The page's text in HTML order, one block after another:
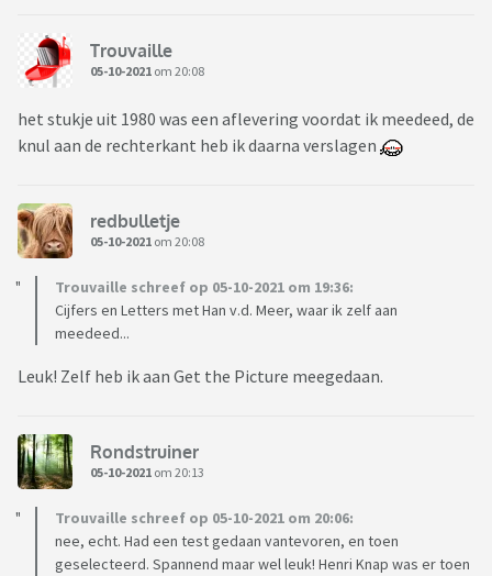
Trouvaille
05-10-2021 om 20:08
het stukje uit 1980 was een aflevering voordat ik meedeed, de
knul aan de rechterkant heb ik daarna verslagen
redbulletje
05-10-2021 om 20:08
Trouvaille schreef op 05-10-2021 om 19:36:
Cijfers en Letters met Han v.d. Meer, waar ik zelf aan
meedeed...
Leuk! Zelf heb ik aan Get the Picture meegedaan.
Rondstruiner
05-10-2021 om 20:13
Trouvaille schreef op 05-10-2021 om 20:06:
nee, echt. Had een test gedaan vantevoren, en toen
geselecteerd. Spannend maar wel leuk! Henri Knap was er toen